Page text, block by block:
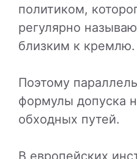
политиком,
регулярно
близким к кремлю.
Поэтому
формулы допуска
обходных путей.
В европейских